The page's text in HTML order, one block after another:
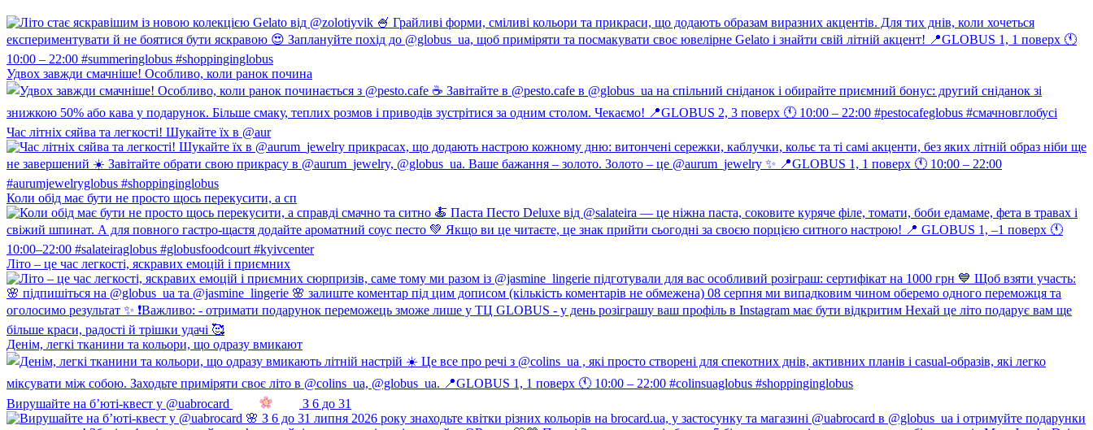
Удвох завжди смачніше! Особливо, коли ранок почина
Час літніх сяйва та легкості! Шукайте їх в @aur
Коли обід має бути не просто щось перекусити, а сп
Літо – це час легкості, яскравих емоцій і приємних
Денім, легкі тканини та кольори, що одразу вмикают
Вирушайте на б’юті-квест у @uabrocard З 6 до 31